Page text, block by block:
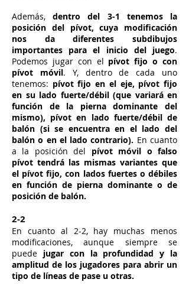
Además,dentro del 3-1 tenemos la
posición del pívot, cuya modificación
nos da diferentes subdibujos
importantes para el inicio del juego.
Podemos jugar con el pívot fijo o con
pívot móvil. Y, dentro de cada uno
tenemos: pívot fijo en el eje, pívot fijo
en su lado fuerte/débil (que variará en
función de la pierna dominante del
mismo), pívot en lado fuerte/débil de
balón (si se encuentra en el lado del
balón o en el lado contrario). En cuanto
a la posición del pívot móvil o falso
pívot tendrá las mismas variantes que
el pívot fijo, con lados fuertes o débiles
en función de pierna dominante o de
posición de balón.
2-2
En cuanto al 2-2, hay muchas menos
modificaciones, aunque siempre se
puede jugar con la profundidad y la
amplitud de los jugadores para abrir un
tipo de líneas de pase u otras.